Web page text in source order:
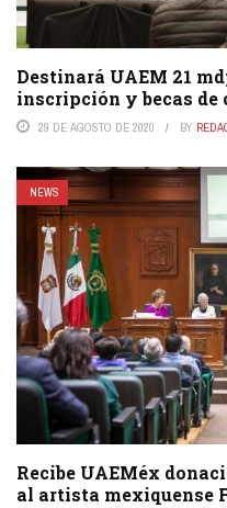
Destinará UAEM 21
inscripción y becas
29 DE AGOSTO DE 2020 BY
NEWS
Recibe UAEMéx
al artista mexiquense